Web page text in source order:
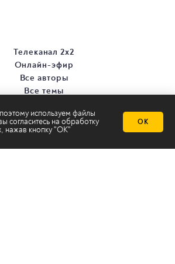
используем файлы
согласитесь на обработку
, нажав кнопку "ОК"
ОК
Телеканал 2х2
Онлайн-эфир
Все авторы
Все темы